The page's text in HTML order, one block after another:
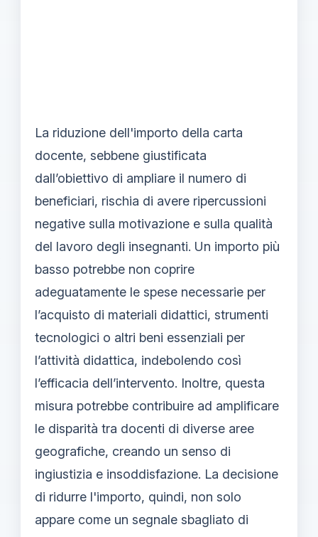
La riduzione dell'importo della carta
docente, sebbene giustificata
dall’obiettivo di ampliare il numero di
beneficiari, rischia di avere ripercussioni
negative sulla motivazione e sulla qualità
del lavoro degli insegnanti. Un importo più
basso potrebbe non coprire
adeguatamente le spese necessarie per
l’acquisto di materiali didattici, strumenti
tecnologici o altri beni essenziali per
l’attività didattica, indebolendo così
l’efficacia dell’intervento. Inoltre, questa
misura potrebbe contribuire ad amplificare
le disparità tra docenti di diverse aree
geografiche, creando un senso di
ingiustizia e insoddisfazione. La decisione
di ridurre l'importo, quindi, non solo
appare come un segnale sbagliato di